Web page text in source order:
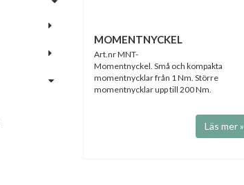
MOMENTNYCKEL
Art.nr MNT-
Momentnyckel. Små och kompakta
momentnycklar från 1 Nm. Större
momentnycklar upp till 200 Nm.
Läs mer »